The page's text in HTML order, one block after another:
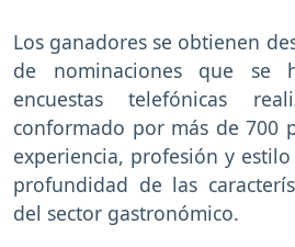
Los ganadores se obtienen
de nominaciones que se
encuestas telefónicas
conformado por más de 700
experiencia, profesión y
profundidad de las
del sector gastronómico.